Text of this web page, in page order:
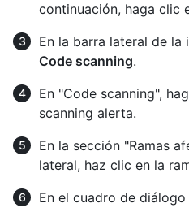
continuación, haga clic
En la barra lateral de la
Code scanning.
En "Code scanning",
scanning alerta.
En la sección "Ramas
lateral, haz clic en la
En el cuadro de diálogo